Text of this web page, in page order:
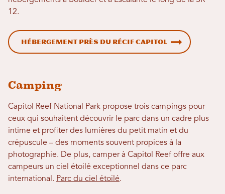
12.
Hébergement près du récif Capitol
Camping
Capitol Reef National Park propose trois campings pour
ceux qui souhaitent découvrir le parc dans un cadre plus
intime et profiter des lumières du petit matin et du
crépuscule – des moments souvent propices à la
photographie. De plus, camper à Capitol Reef offre aux
campeurs un ciel étoilé exceptionnel dans ce parc
international. Parc du ciel étoilé.